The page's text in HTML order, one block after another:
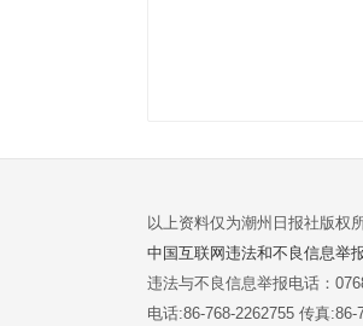
以上资料仅为潮州日报社版权
中国互联网违法和不良信息举
违法与不良信息举报电话：
电话:86-768-2262755 传真